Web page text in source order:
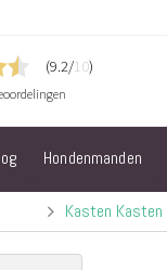
Hondenmanden
Kasten Kasten